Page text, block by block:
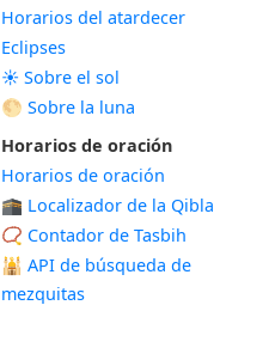
Horarios del atardecer
Eclipses
☀️ Sobre el sol
🌕 Sobre la luna
Horarios de oración
Horarios de oración
🕋 Localizador de la Qibla
📿 Contador de Tasbih
🕌 API de búsqueda de
mezquitas